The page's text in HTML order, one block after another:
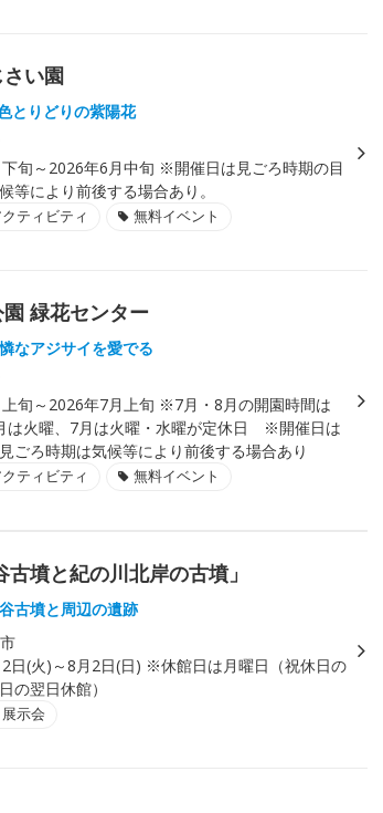
さい園
とりどりの紫陽花
旬～2026年6月中旬 ※開催日は見ごろ時期の目
等により前後する場合あり。
ティビティ 無料イベント
園 緑花センター
なアジサイを愛でる
旬～2026年7月上旬 ※7月・8月の開園時間は
火曜、7月は火曜・水曜が定休日 ※開催日は
ごろ時期は気候等により前後する場合あり
ティビティ 無料イベント
墳と紀の川北岸の古墳」
古墳と周辺の遺跡
日(火)～8月2日(日) ※休館日は月曜日（祝休日の
の翌日休館）
示会